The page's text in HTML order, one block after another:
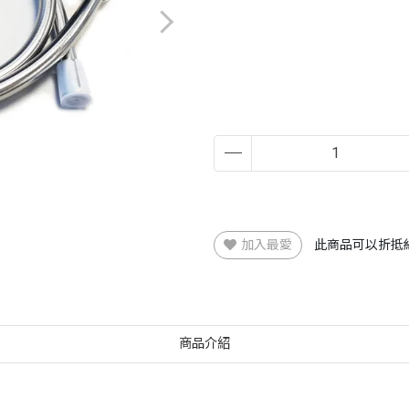
加入最愛 此商品可以折抵
商品介紹